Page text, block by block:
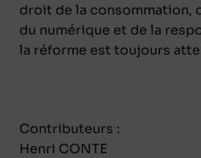
droit de la consommation,
du numérique et de la
la réforme est toujours
Contributeurs :
Henri CONTE